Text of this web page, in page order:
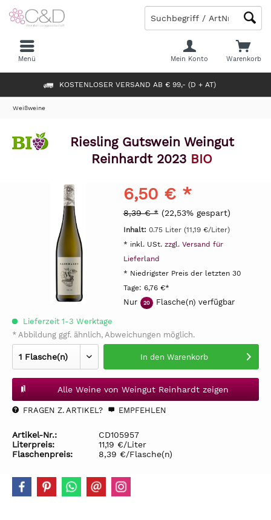
KOSTENLOSER VERSAND AB € 99,- (D + AT)
Warenkorb
Mein Konto
Menü
Weißweine
Riesling Gutswein Weingut
Reinhardt 2023 BIO
6,50 € *
8,39 € * (22,53% gespart)
Inhalt: 0.75 Liter (11,19 €/Liter)
* inkl. USt. zzgl. Versand für
Lieferland
* Niedrigster Preis der letzten 30
Tage: 6,76 €*
Nur 20 Flasche(n) verfügbar
Lieferzeit 1-3 Werktage
* Abbildung ggf. ähnlich, Abweichungen möglich.
In den Warenkorb
Alle Weine von Weingut Reinhardt zeigen
FRAGEN Z. ARTIKEL? EMPFEHLEN
Artikel-Nr.:
CD105957
Literpreis:
11,19 €/Liter
Flaschenpreis:
8,39 €/Flasche(n)